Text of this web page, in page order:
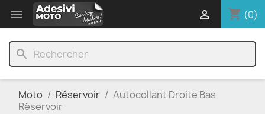
 shopping_cart (0)

search
Moto Réservoir
Autocollant Droite Bas
Réservoir